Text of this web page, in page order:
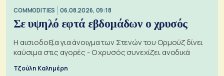
COMMODITIES 06.08.2026, 09:18
Σε υψηλό εφτά εβδομάδων ο χρυσός
Η αισιοδοξία για άνοιγμα των Στενών του Ορμούζ δίνει
καύσιμα στις αγορές - Ο χρυσός συνεχίζει ανοδικά
Τζούλη Καλημέρη